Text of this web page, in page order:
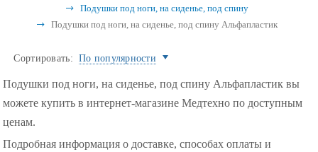
Подушки под ноги, на сиденье, под спину
Подушки под ноги, на сиденье, под спину Альфапластик
Сортировать: По популярности
Подушки под ноги, на сиденье, под спину Альфапластик вы
можете купить в интернет-магазине Медтехно по доступным
ценам.
Подробная информация о доставке, способах оплаты и